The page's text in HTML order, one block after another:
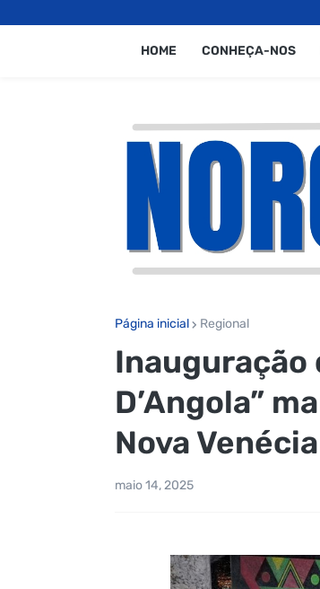
HOME CONHEÇA-NOS
Página inicial Regional
Inauguração
D’Angola”
Nova Venécia
maio 14, 2025